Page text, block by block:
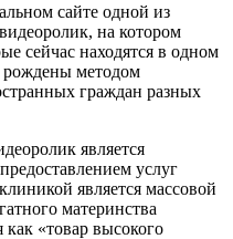
сайте одной из
на котором
сейчас находятся в одном
рождены методом
граждан разных
является
услуг
является массовой
материнства
«товар высокого